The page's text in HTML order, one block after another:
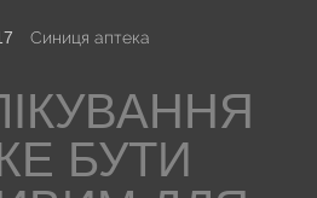
Синиця аптека
БУТИ